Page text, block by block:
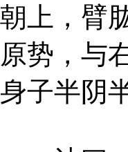
朝上，臂
原势，与
身子半阴